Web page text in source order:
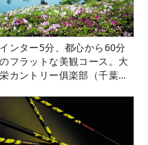
インター5分、都心から60分
のフラットな美観コース。大
栄カントリー俱楽部（千葉